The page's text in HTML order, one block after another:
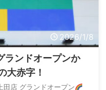
2026/1/8
ランドオープンか
大赤字！
田店 グランドオープン